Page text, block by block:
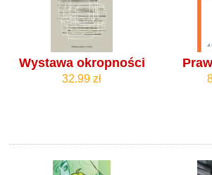
Wystawa okropności
32.99 zł